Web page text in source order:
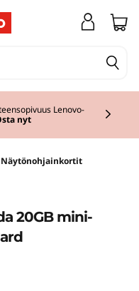
Lenovo-
nyt
Näytönohjainkortit
20GB mini-